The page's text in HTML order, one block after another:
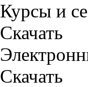
Курсы и
Скачать
Скачать